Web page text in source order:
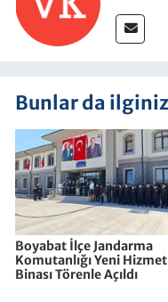
Bunlar da
Boyabat İlçe Jandarma
Komutanlığı Yeni Hizmet
Binası Törenle Açıldı